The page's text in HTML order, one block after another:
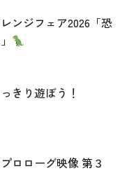
ンジフェア2026「恐
きり遊ぼう！
ロローグ映像 第３